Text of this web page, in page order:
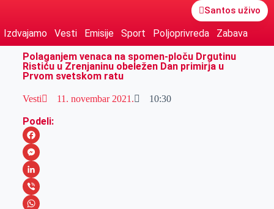
Santos uživo
Izdvajamo Vesti Emisije Sport Poljoprivreda
Zabava
Polaganjem venaca na spomen-ploču Drgutinu
Ristiću u Zrenjaninu obeležen Dan primirja u
Prvom svetskom ratu
Vesti 11. novembar 2021. 10:30
Podeli:
F
a
c
e
M
e
s
L
iV